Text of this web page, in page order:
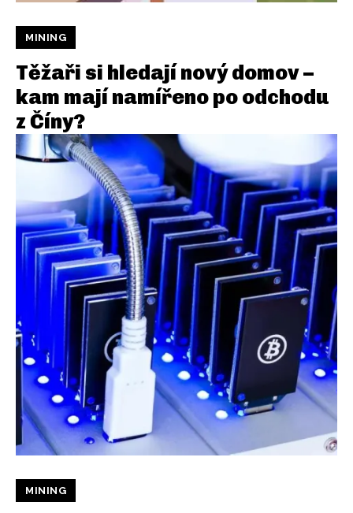
MINING
Těžaři si hledají nový domov –
kam mají namířeno po odchodu
z Číny?
MINING